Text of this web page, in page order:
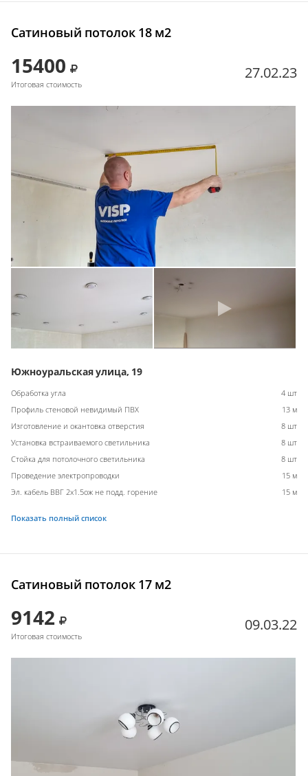
Сатиновый потолок 18 м2
15400
Итоговая стоимость
27.02.23
Южноуральская улица, 19
Обработка угла
4 шт
Профиль стеновой невидимый ПВХ
13 м
Изготовление и окантовка отверстия
8 шт
Установка встраиваемого светильника
8 шт
Стойка для потолочного светильника
8 шт
Проведение электропроводки
15 м
Эл. кабель ВВГ 2х1.5ож не подд. горение
15 м
Показать полный список
Сатиновый потолок 17 м2
9142
Итоговая стоимость
09.03.22